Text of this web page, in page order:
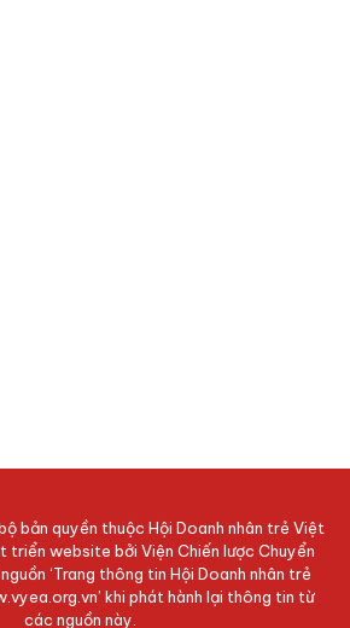
bản quyền thuộc Hội Doanh nhân trẻ Việt
triển website bởi Viện Chiến lược Chuyển
‘Trang thông tin Hội Doanh nhân trẻ
khi phát hành lại thông tin từ
các nguồn này.